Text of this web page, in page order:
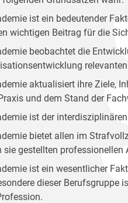
ist ein bedeutender
wichtigen Beitrag für die
beobachtet die
aktualisiert ihre Ziele,
und dem Stand der
ist der
bietet allen im
sie gestellten professionellen
ist ein wesentlicher
dieser Berufsgruppe